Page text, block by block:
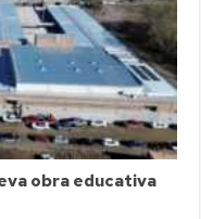
obra educativa